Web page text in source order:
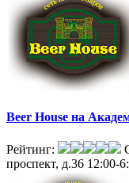
Beer House на
Рейтинг:
проспект, д.36 12:00-